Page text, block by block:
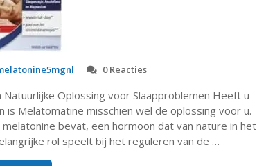
0 Reacties
Oplossing voor Slaapproblemen Heeft u
is Melatomatine misschien wel de oplossing voor u.
bevat, een hormoon dat van nature in het
rol speelt bij het reguleren van de …